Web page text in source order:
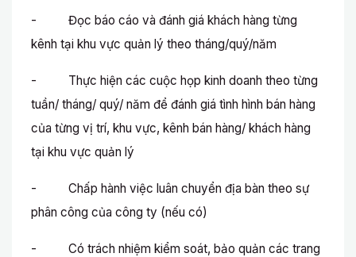
- Đọc báo cáo và đánh giá khách hàng từng
kênh tại khu vực quản lý theo tháng/quý/năm
- Thực hiện các cuộc họp kinh doanh theo từng
tuần/ tháng/ quý/ năm để đánh giá tình hình bán hàng
của từng vị trí, khu vực, kênh bán hàng/ khách hàng
tại khu vực quản lý
- Chấp hành việc luân chuyển địa bàn theo sự
phân công của công ty (nếu có)
- Có trách nhiệm kiểm soát, bảo quản các trang